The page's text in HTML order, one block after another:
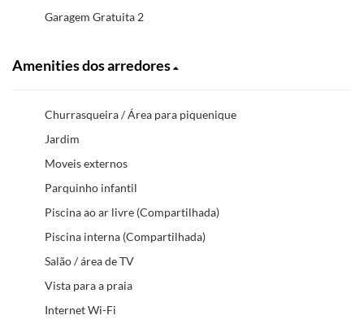
Garagem Gratuita 2
Amenities dos arredores
Churrasqueira / Área para piquenique
Jardim
Moveis externos
Parquinho infantil
Piscina ao ar livre (Compartilhada)
Piscina interna (Compartilhada)
Salão / área de TV
Vista para a praia
Internet Wi-Fi